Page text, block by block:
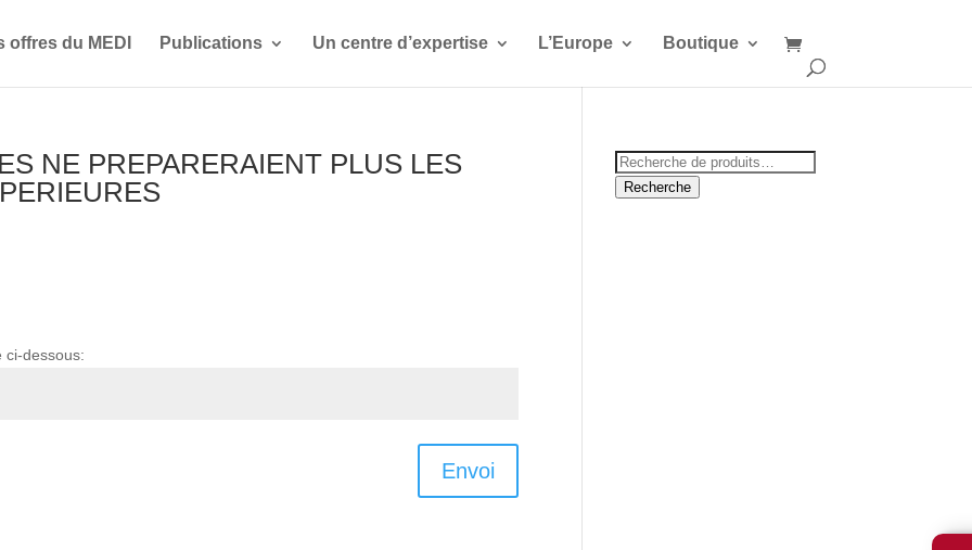
offres du MEDI Publications Un centre d’expertise L’Europe Boutique
NE PREPARERAIENT PLUS LES
ci-dessous:
Envoi
Recherche
pour :
Recherche